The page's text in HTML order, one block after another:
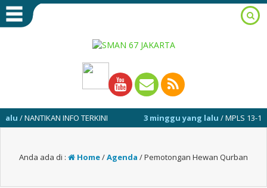
NANTIKAN INFO TERKINI 3 minggu yang lalu/ MPLS 13-17 JULI
Anda ada di : Home/Agenda /Pemotongan Hewan Qurban